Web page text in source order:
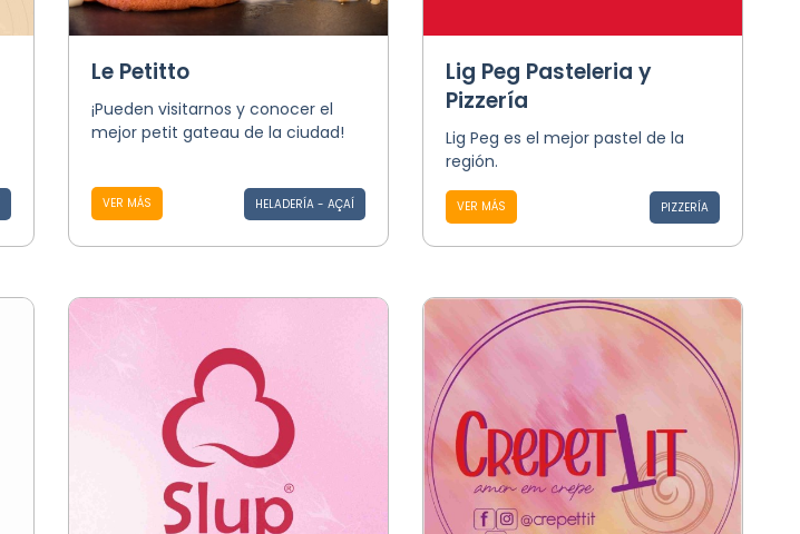
Le Petitto
¡Pueden visitarnos y conocer el
mejor petit gateau de la ciudad!
VER MÁS HELADERÍA - AÇAÍ
Lig Peg Pasteleria y
Pizzería
Lig Peg es el mejor pastel de la
región.
VER MÁS PIZZERÍA